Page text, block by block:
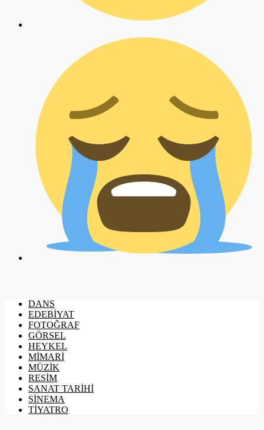
DANS
EDEBİYAT
FOTOĞRAF
GÖRSEL
HEYKEL
MİMARİ
MÜZİK
RESİM
SANAT TARİHİ
SİNEMA
TİYATRO